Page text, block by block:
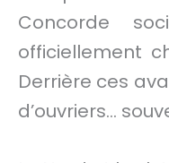
Concorde
officiellement
Derrière ces
d’ouvriers…